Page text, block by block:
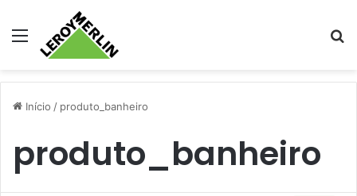
Menu
Início / produto_banheiro
produto_banheiro